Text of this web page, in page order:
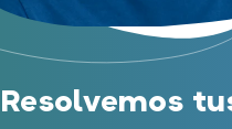
Resolvemos
Asistencia
Seguro
Ayudas y
y sus colaboradores según se
Acepto la cesión de estos datos
Miaudífono para poder ofrecer
Al hacer click en «Contáctanos»